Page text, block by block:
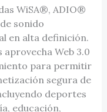
WiSA®, ADIO®
sonido
en alta definición.
aprovecha Web 3.0
para permitir
segura de
deportes
educación,